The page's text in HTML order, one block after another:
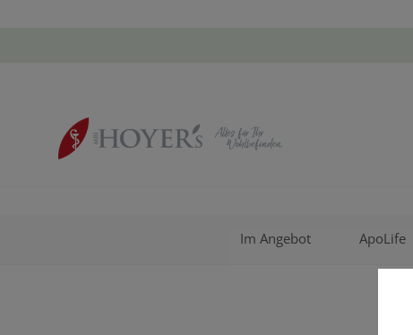
Im Angebot ApoLife